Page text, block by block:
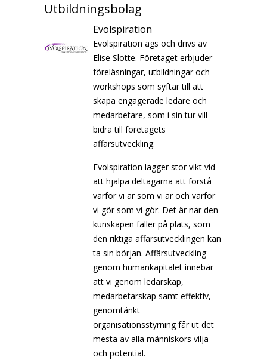
Utbildningsbolag
Evolspiration
Evolspiration ägs och drivs av
Elise Slotte. Företaget erbjuder
föreläsningar, utbildningar och
workshops som syftar till att
skapa engagerade ledare och
medarbetare, som i sin tur vill
bidra till företagets
affärsutveckling.
Evolspiration lägger stor vikt vid
att hjälpa deltagarna att förstå
varför vi är som vi är och varför
vi gör som vi gör. Det är när den
kunskapen faller på plats, som
den riktiga affärsutvecklingen kan
ta sin början. Affärsutveckling
genom humankapitalet innebär
att vi genom ledarskap,
medarbetarskap samt effektiv,
genomtänkt
organisationsstyrning får ut det
mesta av alla människors vilja
och potential.